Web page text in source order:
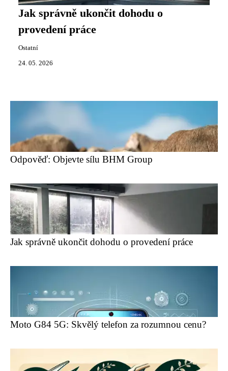
Jak správně ukončit dohodu o
provedení práce
Ostatní
24. 05. 2026
Odpověď: Objevte sílu BHM Group
Jak správně ukončit dohodu o provedení práce
Moto G84 5G: Skvělý telefon za rozumnou cenu?